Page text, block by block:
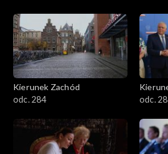
Kierunek Zachód
odc. 284
odc.